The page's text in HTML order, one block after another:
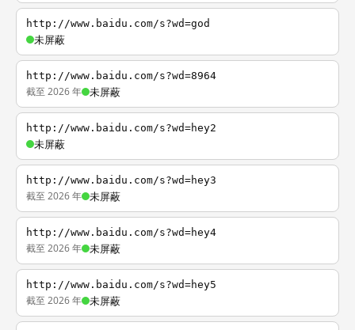
http://www.baidu.com/s?wd=god
未屏蔽
http://www.baidu.com/s?wd=8964
截至 2026 年 未屏蔽
http://www.baidu.com/s?wd=hey2
未屏蔽
http://www.baidu.com/s?wd=hey3
截至 2026 年 未屏蔽
http://www.baidu.com/s?wd=hey4
截至 2026 年 未屏蔽
http://www.baidu.com/s?wd=hey5
截至 2026 年 未屏蔽